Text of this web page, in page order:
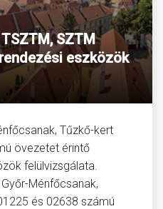
SZTM
eszközök
Tűzkő-kert
övezetet érintő
felülvizsgálata.
Ménfőcsanak,
és 02638 számú